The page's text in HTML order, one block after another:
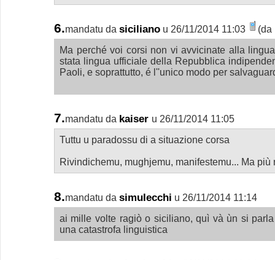
6.mandatu da siciliano u 26/11/2014 11:03
(da
Ma perché voi corsi non vi avvicinate alla
stata lingua ufficiale della Repubblica
Paoli, e soprattutto, é l''unico modo per
7.mandatu da kaiser u 26/11/2014 11:05
Tuttu u paradossu di a situazione corsa
Rivindichemu, mughjemu, manifestemu... Ma più
8.mandatu da simulecchi u 26/11/2014 11:14
ai mille volte ragiò o siciliano, quì và ùn si
una catastrofa linguistica